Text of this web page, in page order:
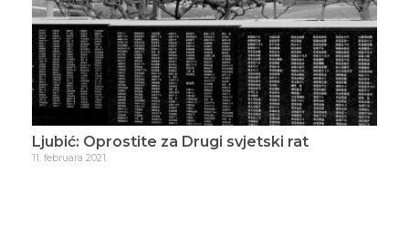
Ljubić: Oprostite za Drugi svjetski rat
11. februara 2021.